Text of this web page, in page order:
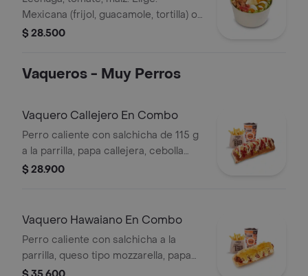
Mexicana (frijol, guacamole, tortilla) o
Campestre (quesos, huevo, pepinillos)
alimentos de origen animal)
$ 28.500
Vaqueros - Muy Perros
Vaquero Callejero En Combo
Perro caliente con salchicha de 115 g
a la parrilla, papa callejera, cebolla
picada, salsa blanca, salsa de tomate
PET
$ 28.900
Vaquero Hawaiano En Combo
Perro caliente con salchicha a la
parrilla, queso tipo mozzarella, papa
callejera, piña y salsas en pan perro +